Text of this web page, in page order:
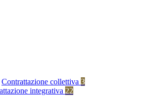
Contrattazione collettiva 3
integrativa 22